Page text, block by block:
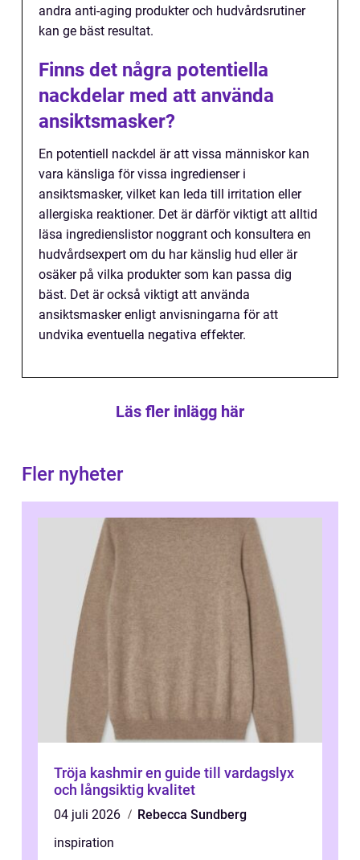
andra anti-aging produkter och hudvårdsrutiner
kan ge bäst resultat.
Finns det några potentiella
nackdelar med att använda
ansiktsmasker?
En potentiell nackdel är att vissa människor kan
vara känsliga för vissa ingredienser i
ansiktsmasker, vilket kan leda till irritation eller
allergiska reaktioner. Det är därför viktigt att alltid
läsa ingredienslistor noggrant och konsultera en
hudvårdsexpert om du har känslig hud eller är
osäker på vilka produkter som kan passa dig
bäst. Det är också viktigt att använda
ansiktsmasker enligt anvisningarna för att
undvika eventuella negativa effekter.
Läs fler inlägg här
Fler nyheter
Tröja kashmir en guide till vardagslyx
och långsiktig kvalitet
04 juli 2026
Rebecca Sundberg
inspiration